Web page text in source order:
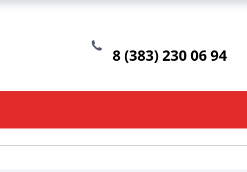
8 (383) 230 06 94